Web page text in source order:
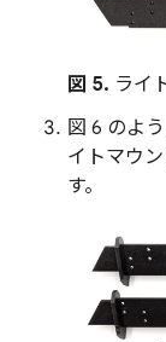
図 5. ライ
図 6 のよ
イトマウ
す。